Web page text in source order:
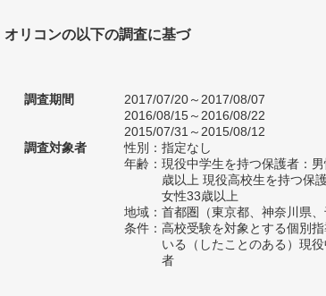
リコンの以下の調査に基づ
調査期間
2017/07/20～2017/08/07
2016/08/15～2016/08/22
2015/07/31～2015/08/12
調査対象者
性別：指定なし
年齢：現役中学生を持つ保護者：
歳以上 現役高校生を持つ保
女性33歳以上
地域：首都圏（東京都、神奈川県、
条件：高校受験を対象とする個別
いる（したことのある）現
者